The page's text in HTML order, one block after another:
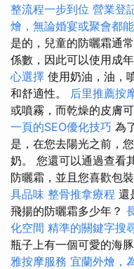
整流程一步到位 營業登
燴，無論婚宴或聚會都
是的，兒童的防曬霜通
係數，因此可以使用成年
心選擇 使用奶油，油，
和舒適性。 后里推薦按
或噴霧，而乾燥的皮膚
一頁的SEO優化技巧 為
是，在您去陽光之前，
奶。 您還可以通過查看
防曬霜，並且您喜歡包
具品味 整骨推拿療程 還
飛揚的防曬霜多少年？
化空間 精準的關鍵字搜
瓶子上有一個可愛的海豚
雅按摩服務 宜蘭外燴，